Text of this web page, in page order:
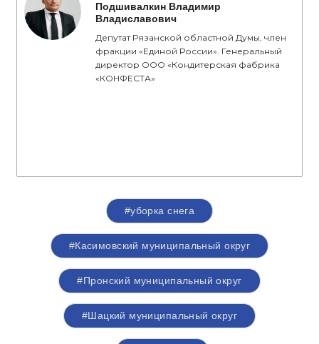
Подшивалкин Владимир
Владиславович
Депутат Рязанской областной Думы, член
фракции «Единой России». Генеральный
директор ООО «Кондитерская фабрика
«КОНФЕСТА»
#уборка снега
#Касимовский муниципальный округ
#Пронский муниципальный округ
#Шацкий муниципальный округ